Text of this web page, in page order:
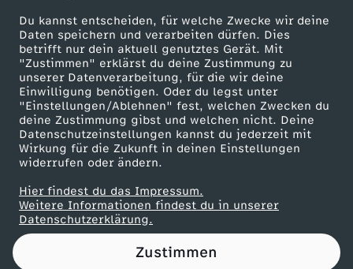
Du kannst entscheiden, für welche Zwecke wir deine
Daten speichern und verarbeiten dürfen. Dies
betrifft nur dein aktuell genutztes Gerät. Mit
"Zustimmen" erklärst du deine Zustimmung zu
unserer Datenverarbeitung, für die wir deine
Einwilligung benötigen. Oder du legst unter
"Einstellungen/Ablehnen" fest, welchen Zwecken du
deine Zustimmung gibst und welchen nicht. Deine
Datenschutzeinstellungen kannst du jederzeit mit
Wirkung für die Zukunft in deinen Einstellungen
widerrufen oder ändern.
Hier findest du das Impressum.
Weitere Informationen findest du in unserer
Datenschutzerklärung.
Zustimmen
ZDF goes Schule
Werbefernsehen
Mainzelmännchen
Partner